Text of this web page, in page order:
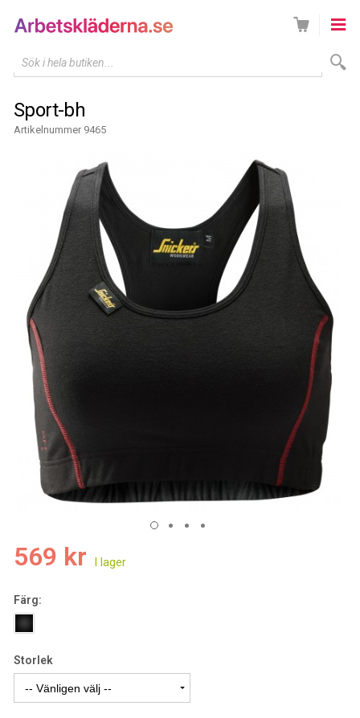
Sök i hela butiken...
Sport-bh
Artikelnummer 9465
569 kr
Färg:
Storlek